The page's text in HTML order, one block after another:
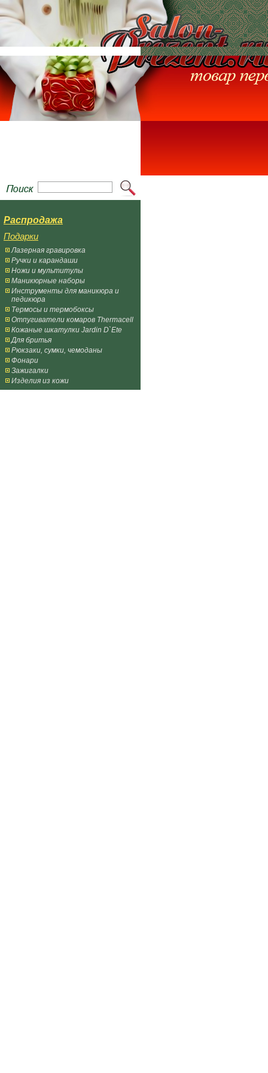
Распродажа
Подарки
Лазерная гравировка
Ручки и карандаши
Ножи и мультитулы
Маникюрные наборы
Инструменты для маникюра и
педикюра
Термосы и термобоксы
Отпугиватели комаров Thermacell
Кожаные шкатулки Jardin D`Ete
Для бритья
Рюкзаки, сумки, чемоданы
Фонари
Зажигалки
Изделия из кожи